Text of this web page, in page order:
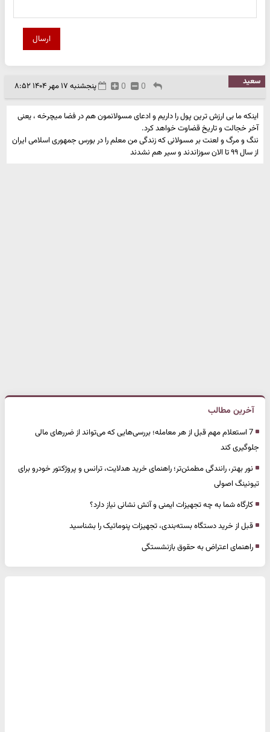
ارسال
سعید پنجشنبه ۱۷ مهر ۱۴۰۴ ۸:۵۲ 0
0
اینکه ما بی ارزش ترین پول را داریم و ادعای مسولانمون هم در فضا میچرخه ، یعنی
آخر خجالت و تاریخ قضاوت خواهد کرد.
ننگ و مرگ و لعنت بر مسولانی که زندگی من معلم را در بورس جمهوری اسلامی ایران
از سال ۹۹ تا الان سوزاندند و سیر هم نشدند
آخرین مطالب
7 استعلام مهم قبل از هر معامله؛ بررسی‌هایی که می‌تواند از ضررهای مالی
جلوگیری کند
نور بهتر، رانندگی مطمئن‌تر؛ راهنمای خرید هدلایت، ترانس و پروژکتور خودرو برای
تیونینگ اصولی
کارگاه شما به چه تجهیزات ایمنی و آتش نشانی نیاز دارد؟
قبل از خرید دستگاه بسته‌بندی، تجهیزات پنوماتیک را بشناسید
راهنمای اعتراض به حقوق بازنشستگی